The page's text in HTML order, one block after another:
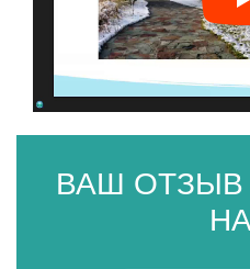
ВАШ